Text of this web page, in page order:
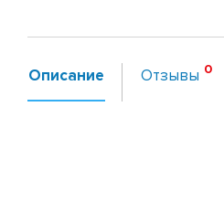
Описание Отзывы